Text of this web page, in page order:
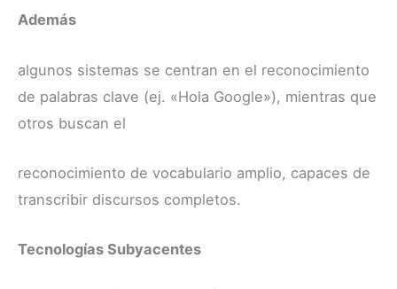
Además
algunos sistemas se centran en el reconocimiento
de palabras clave (ej. «Hola Google»), mientras que
otros buscan el
reconocimiento de vocabulario amplio, capaces de
transcribir discursos completos.
Tecnologías Subyacentes